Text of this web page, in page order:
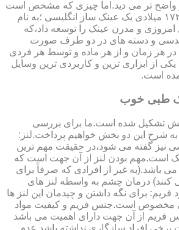
واضح تر می دید.اما چیزی که مشخص است
این است که در سال ۱۷۲۷ میلادی یک عینک ساز انگلیسی ؛به نام
امروزی و مدرن عینک را توسعه داد،که
عدسی و دسته های در دو طرف صورت
هر زمان و از هر ماده و توسط هر فردی
از ابزاری ترین و کاربردی ترین وسایل
است.
طبی خوب
تشکیل شده است.ما برای بررسی
شرح این دو بخش خواهیم پرداخت.لنز:
نیز گفته می شود،در حقیقت مهم ترین
است.مهم بودن لنز از آن جهت است که
باشد.(به غیر از افرادی که صرفاً برای
کنند) درمان چشم به واسطه لنز های
برای نگه داشتن و چیدمان این لنز ها
مخصوص است.جنس فریم و کیفیت مواد
فریم از آن جهت دارای اهمیت می باشد